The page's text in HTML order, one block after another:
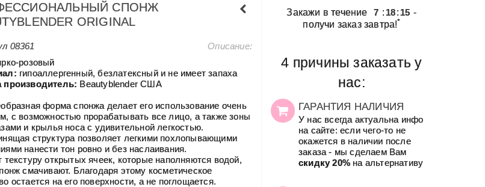
СПОНЖ
ORIGINAL
08361
Описание:
розовый
гипоаллергенный, безлатексный и не имеет запаха
производитель: Beautyblеnder США
форма спонжа делает его использование очень
с возможностью прорабатывать все лицо, а также зоны
и крылья носа с удивительной легкостью.
структура позволяет легкими похлопывающими
нанести тон ровно и без наслаивания.
текстуру открытых ячеек, которые наполняются водой,
смачивают. Благодаря этому косметическое
остается на его поверхности, а не поглощается.
Закажи в течение 7 :18:15 -
получи заказ завтра!*
4 причины заказать у
нас:
ГАРАНТИЯ НАЛИЧИЯ
У нас всегда актуальна инфо
на сайте: если чего-то не
окажется в наличии после
заказа - мы сделаем Вам
скидку 20%на альтернативу